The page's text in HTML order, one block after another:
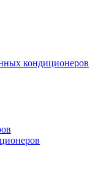
кондиционеров